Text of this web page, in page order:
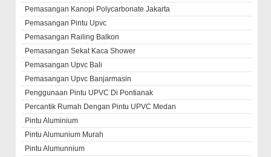
Pemasangan Kanopi Polycarbonate Jakarta
Pemasangan Pintu Upvc
Pemasangan Railing Balkon
Pemasangan Sekat Kaca Shower
Pemasangan Upvc Bali
Pemasangan Upvc Banjarmasin
Penggunaan Pintu UPVC Di Pontianak
Percantik Rumah Dengan Pintu UPVC Medan
Pintu Aluminium
Pintu Alumunium Murah
Pintu Alumunnium